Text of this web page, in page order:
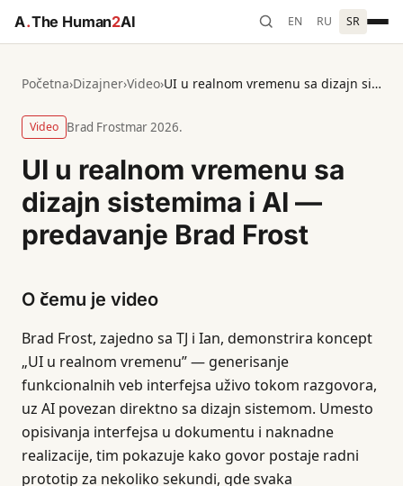
A.The Human2AI EN RU SR
Početna›Dizajner›Video› UI u realnom vremenu sa dizajn sistemima i AI — predavanje Brad Frost
Video Brad Frostmar 2026.
UI u realnom vremenu sa
dizajn sistemima i AI —
predavanje Brad Frost
O čemu je video
Brad Frost, zajedno sa TJ i Ian, demonstrira koncept
„UI u realnom vremenu” — generisanje
funkcionalnih veb interfejsa uživo tokom razgovora,
uz AI povezan direktno sa dizajn sistemom. Umesto
opisivanja interfejsa u dokumentu i naknadne
realizacije, tim pokazuje kako govor postaje radni
prototip za nekoliko sekundi, gde svaka